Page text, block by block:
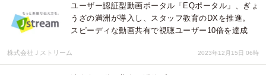
ユーザー認証型動画ポータル「EQポータル」、ぎょ
うざの満洲が導入し、スタッフ教育のDXを推進。
スピーディな動画共有で視聴ユーザー10倍を達成
株式会社Ｊストリーム 2023年12月15日 06時